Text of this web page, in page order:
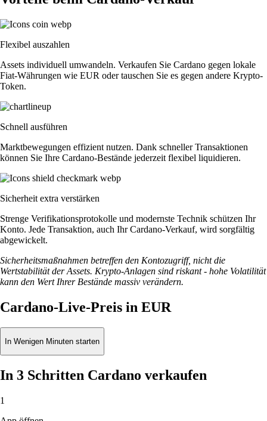
Flexibel auszahlen
Assets individuell umwandeln. Verkaufen Sie Cardano gegen lokale
Fiat-Währungen wie EUR oder tauschen Sie es gegen andere Krypto-
Token.
Schnell ausführen
Marktbewegungen effizient nutzen. Dank schneller Transaktionen
können Sie Ihre Cardano-Bestände jederzeit flexibel liquidieren.
Sicherheit extra verstärken
Strenge Verifikationsprotokolle und modernste Technik schützen Ihr
Konto. Jede Transaktion, auch Ihr Cardano-Verkauf, wird sorgfältig
abgewickelt.
Sicherheitsmaßnahmen betreffen den Kontozugriff, nicht die
Wertstabilität der Assets. Krypto-Anlagen sind riskant - hohe Volatilität
kann den Wert Ihrer Bestände massiv verändern.
Cardano-Live-Preis in EUR
In Wenigen Minuten starten
In 3 Schritten Cardano verkaufen
1